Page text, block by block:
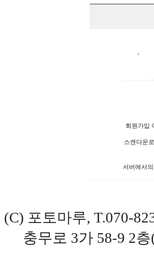
회원가입
스캔다운
서버에서
(C) 포토마루, T.070-
충무로 3가 58-9 2